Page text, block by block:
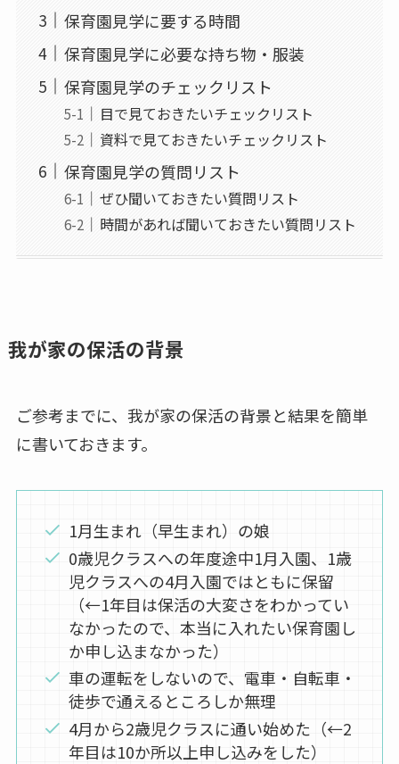
保育園見学に要する時間
保育園見学に必要な持ち物・服装
保育園見学のチェックリスト
目で見ておきたいチェックリスト
資料で見ておきたいチェックリスト
保育園見学の質問リスト
ぜひ聞いておきたい質問リスト
時間があれば聞いておきたい質問リスト
我が家の保活の背景
ご参考までに、我が家の保活の背景と結果を簡単
に書いておきます。
1月生まれ（早生まれ）の娘
0歳児クラスへの年度途中1月入園、1歳
児クラスへの4月入園ではともに保留
（←1年目は保活の大変さをわかってい
なかったので、本当に入れたい保育園し
か申し込まなかった）
車の運転をしないので、電車・自転車・
徒歩で通えるところしか無理
4月から2歳児クラスに通い始めた（←2
年目は10か所以上申し込みをした）